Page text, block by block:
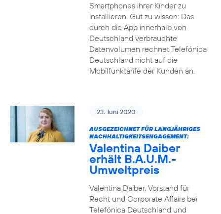
Smartphones ihrer Kinder zu
installieren. Gut zu wissen: Das
durch die App innerhalb von
Deutschland verbrauchte
Datenvolumen rechnet Telefónica
Deutschland nicht auf die
Mobilfunktarife der Kunden an.
23. Juni 2020
AUSGEZEICHNET FÜR LANGJÄHRIGES
NACHHALTIGKEITSENGAGEMENT:
Valentina Daiber
erhält B.A.U.M.-
Umweltpreis
Valentina Daiber, Vorstand für
Recht und Corporate Affairs bei
Telefónica Deutschland und